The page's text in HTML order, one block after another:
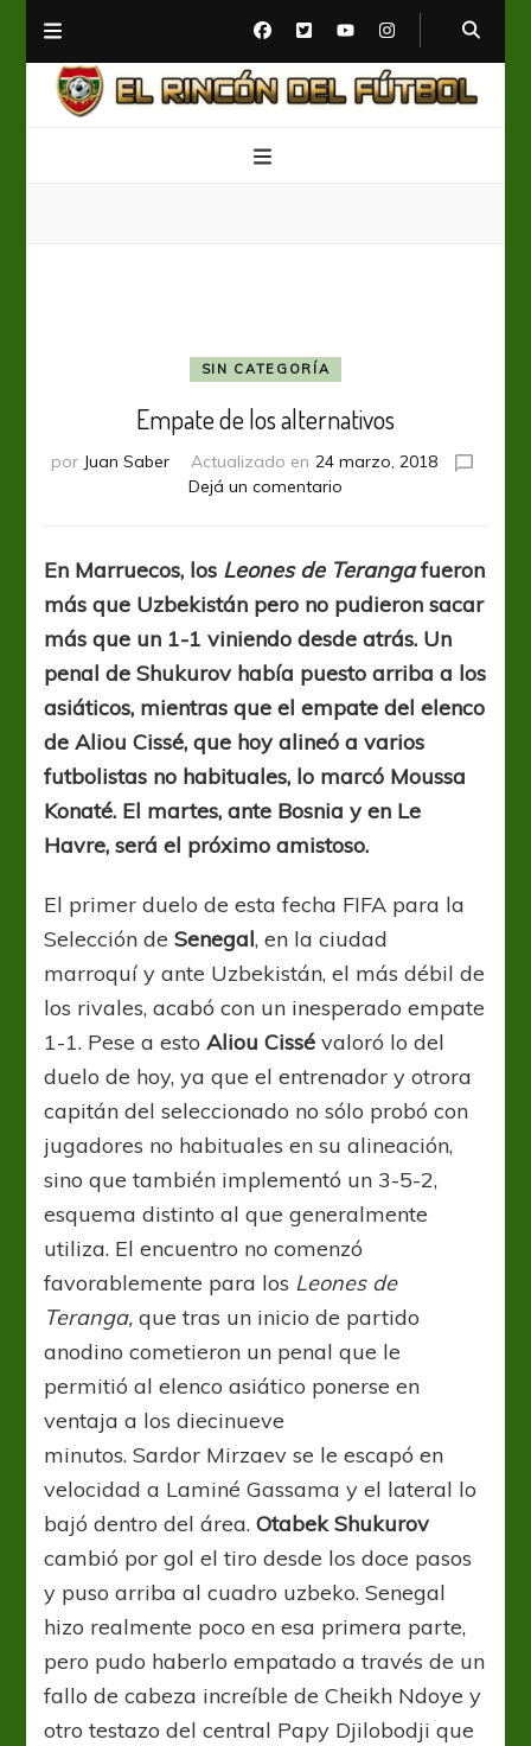
SIN CATEGORÍA
Empate de los alternativos
por Juan Saber Actualizado en 24 marzo, 2018
Dejá un comentario
los
alternativos
En Marruecos, los Leones de Terangafueron
más que Uzbekistán pero no pudieron sacar
más que un 1-1 viniendo desde atrás. Un
penal de Shukurov había puesto arriba a los
asiáticos, mientras que el empate del elenco
de Aliou Cissé, que hoy alineó a varios
futbolistas no habituales, lo marcó Moussa
Konaté. El martes, ante Bosnia y en Le
Havre, será el próximo amistoso.
El primer duelo de esta fecha FIFA para la
Selección deSenegal, en la ciudad
marroquí y ante Uzbekistán, el más débil de
los rivales, acabó con un inesperado empate
1-1. Pese a estoAliou Cissévaloró lo del
duelo de hoy, ya que el entrenador y otrora
capitán del seleccionado no sólo probó con
jugadores no habituales en su alineación,
sino que también implementó un 3-5-2,
esquema distinto al que generalmente
utiliza. El encuentro no comenzó
favorablemente para los Leones de
Teranga,que tras un inicio de partido
anodino cometieron un penal que le
permitió al elenco asiático ponerse en
ventaja a los diecinueve
minutos. Sardor Mirzaev se le escapó en
velocidad a Laminé Gassama y el lateral lo
bajó dentro del área.Otabek Shukurov
cambió por gol el tiro desde los doce pasos
y puso arriba al cuadro uzbeko. Senegal
hizo realmente poco en esa primera parte,
pero pudo haberlo empatado a través de un
fallo de cabeza increíble de Cheikh Ndoye y
otro testazo del central Papy Djilobodji que